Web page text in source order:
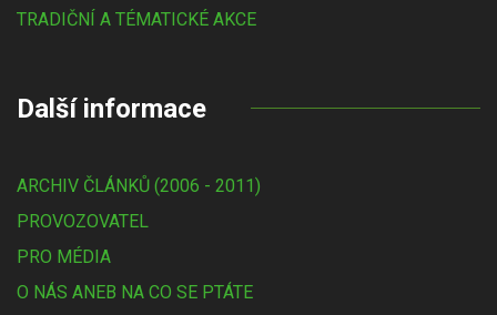
TRADIČNÍ A TÉMATICKÉ AKCE
Další informace
ARCHIV ČLÁNKŮ (2006 - 2011)
PROVOZOVATEL
PRO MÉDIA
O NÁS ANEB NA CO SE PTÁTE